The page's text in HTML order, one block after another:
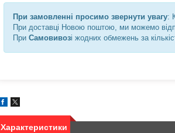
При замовленні просимо звернути увагу:
При доставці Новою поштою, ми можемо
При Самовивозі жодних обмежень за
Характеристики